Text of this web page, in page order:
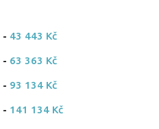
- 43 443 Kč
- 63 363 Kč
- 93 134 Kč
- 141 134 Kč